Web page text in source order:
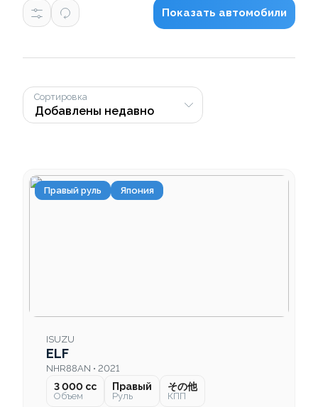
Показать автомобили
Сортировка
Правый руль Япония
ISUZU
ELF
NHR88AN • 2021
3 000 cc
Объем
Правый
Руль
その他
КПП